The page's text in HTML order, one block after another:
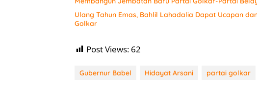
Ulang Tahun Emas, Bahlil Lahadalia Dapat Ucapan
Golkar
Post Views: 62
Gubernur Babel Hidayat Arsani partai golkar